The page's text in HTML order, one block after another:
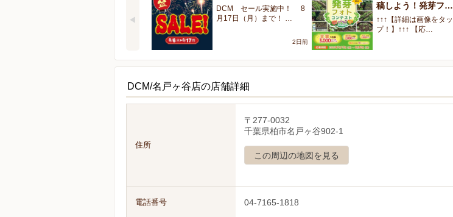
DCM セール実施中！ 8
月17日（月）まで！ …
2日前
稿しよう！発芽フ…
↑↑↑【詳細は画像をタッ
プ！】↑↑↑ 【応…
DCM/名戸ヶ谷店の店舗詳細
住所
〒277-0032
千葉県柏市名戸ヶ谷902-1
この周辺の地図を見る
電話番号 04-7165-1818